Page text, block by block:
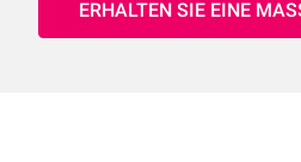
ERHALTEN SIE EINE